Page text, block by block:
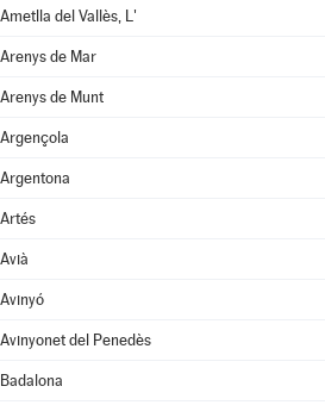
Ametlla del Vallès, L'
Arenys de Mar
Arenys de Munt
Argençola
Argentona
Artés
Avià
Avinyó
Avinyonet del Penedès
Badalona